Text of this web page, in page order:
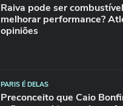
Raiva pode ser
melhorar performance?
opiniões
PARIS É DELAS
Preconceito que Caio